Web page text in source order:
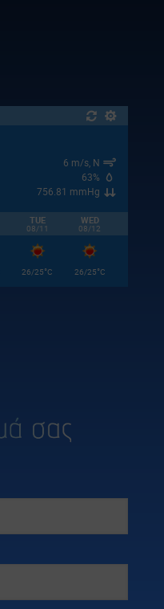
6 m/s, N
63%
756.81 mmHg
TUE
08/11
WED
08/12
26/25°C 26/25°C